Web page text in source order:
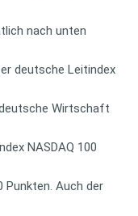
nach unten
deutsche Leitindex
Wirtschaft
NASDAQ 100
Punkten. Auch der